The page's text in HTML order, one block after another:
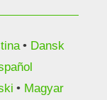
Dansk
Magyar